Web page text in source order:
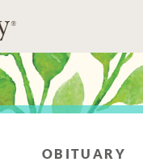
OBITUARY